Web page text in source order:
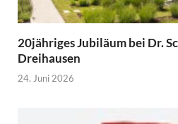
20jähriges Jubiläum bei Dr.
Dreihausen
24. Juni 2026